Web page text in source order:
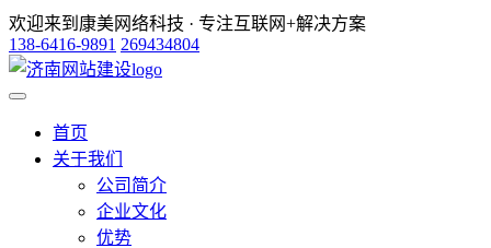
欢迎来到康美网络科技 · 专注互联网+解决方案
138-6416-9891 269434804
首页
关于我们
公司简介
企业文化
优势